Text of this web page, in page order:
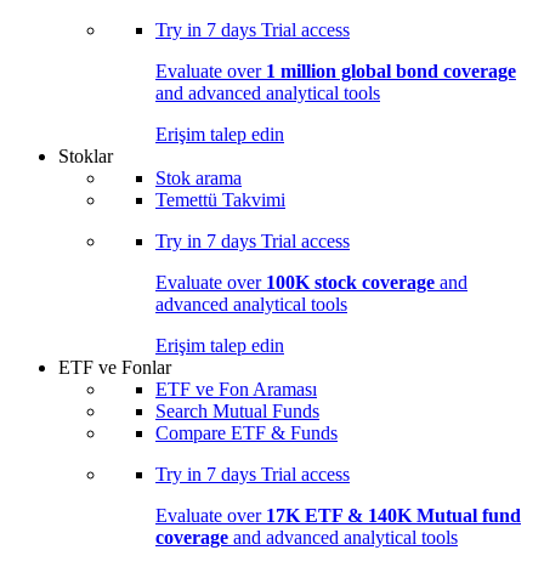
Try in 7 days Trial access
Evaluate over 1 million global bond coverage
and advanced analytical tools
Erişim talep edin
Stoklar
Stok arama
Temettü Takvimi
Try in 7 days Trial access
Evaluate over 100K stock coverage and
advanced analytical tools
Erişim talep edin
ETF ve Fonlar
ETF ve Fon Araması
Search Mutual Funds
Compare ETF & Funds
Try in 7 days Trial access
Evaluate over 17K ETF & 140K Mutual fund
coverage and advanced analytical tools